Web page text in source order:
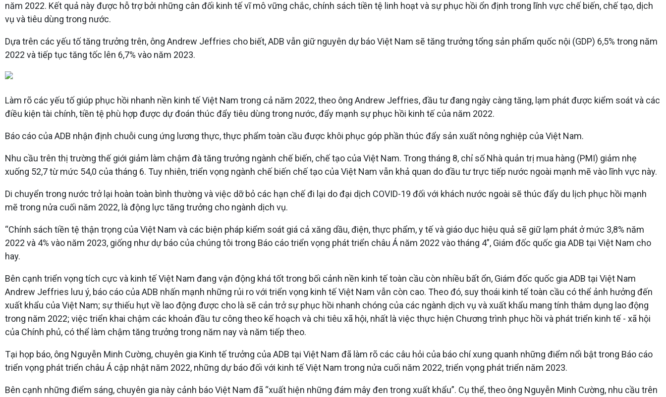
năm 2022. Kết quả này được hỗ trợ bởi những cân đối kinh tế vĩ mô vững chắc, chính sách tiền tệ linh hoạt và sự phục hồi ổn định trong lĩnh vực chế biến, chế tạo, dịch
vụ và tiêu dùng trong nước.
Dựa trên các yếu tố tăng trưởng trên, ông Andrew Jeffries cho biết, ADB vẫn giữ nguyên dự báo Việt Nam sẽ tăng trưởng tổng sản phẩm quốc nội (GDP) 6,5% trong năm
2022 và tiếp tục tăng tốc lên 6,7% vào năm 2023.
Làm rõ các yếu tố giúp phục hồi nhanh nền kinh tế Việt Nam trong cả năm 2022, theo ông Andrew Jeffries, đầu tư đang ngày càng tăng, lạm phát được kiểm soát và các
điều kiện tài chính, tiền tệ phù hợp được dự đoán thúc đẩy tiêu dùng trong nước, đẩy mạnh sự phục hồi kinh tế của năm 2022.
Báo cáo của ADB nhận định chuỗi cung ứng lương thực, thực phẩm toàn cầu được khôi phục góp phần thúc đẩy sản xuất nông nghiệp của Việt Nam.
Nhu cầu trên thị trường thế giới giảm làm chậm đà tăng trưởng ngành chế biến, chế tạo của Việt Nam. Trong tháng 8, chỉ số Nhà quản trị mua hàng (PMI) giảm nhẹ
xuống 52,7 từ mức 54,0 của tháng 6. Tuy nhiên, triển vọng ngành chế biến chế tạo của Việt Nam vẫn khả quan do đầu tư trực tiếp nước ngoài mạnh mẽ vào lĩnh vực này.
Di chuyển trong nước trở lại hoàn toàn bình thường và việc dỡ bỏ các hạn chế đi lại do đại dịch COVID-19 đối với khách nước ngoài sẽ thúc đẩy du lịch phục hồi mạnh
mẽ trong nửa cuối năm 2022, là động lực tăng trưởng cho ngành dịch vụ.
“Chính sách tiền tệ thận trọng của Việt Nam và các biện pháp kiểm soát giá cả xăng dầu, điện, thực phẩm, y tế và giáo dục hiệu quả sẽ giữ lạm phát ở mức 3,8% năm
2022 và 4% vào năm 2023, giống như dự báo của chúng tôi trong Báo cáo triển vọng phát triển châu Á năm 2022 vào tháng 4”, Giám đốc quốc gia ADB tại Việt Nam cho
hay.
Bên cạnh triển vọng tích cực và kinh tế Việt Nam đang vận động khá tốt trong bối cảnh nền kinh tế toàn cầu còn nhiều bất ổn, Giám đốc quốc gia ADB tại Việt Nam
Andrew Jeffries lưu ý, báo cáo của ADB nhấn mạnh những rủi ro với triển vọng kinh tế Việt Nam vẫn còn cao. Theo đó, suy thoái kinh tế toàn cầu có thể ảnh hưởng đến
xuất khẩu của Việt Nam; sự thiếu hụt về lao động được cho là sẽ cản trở sự phục hồi nhanh chóng của các ngành dịch vụ và xuất khẩu mang tính thâm dụng lao động
trong năm 2022; việc triển khai chậm các khoản đầu tư công theo kế hoạch và chi tiêu xã hội, nhất là việc thực hiện Chương trình phục hồi và phát triển kinh tế - xã hội
của Chính phủ, có thể làm chậm tăng trưởng trong năm nay và năm tiếp theo.
Tại họp báo, ông Nguyễn Minh Cường, chuyên gia Kinh tế trưởng của ADB tại Việt Nam đã làm rõ các câu hỏi của báo chí xung quanh những điểm nổi bật trong Báo cáo
triển vọng phát triển châu Á cập nhật năm 2022, những dự báo đối với kinh tế Việt Nam trong nửa cuối năm 2022, triển vọng phát triển năm 2023.
Bên cạnh những điểm sáng, chuyên gia này cảnh báo Việt Nam đã “xuất hiện những đám mây đen trong xuất khẩu”. Cụ thể, theo ông Nguyễn Minh Cường, nhu cầu trên